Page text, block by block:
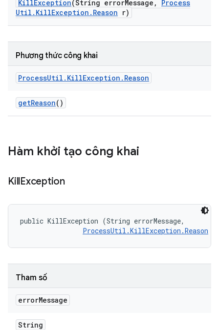
KillException(String errorMessage ,
Process
Util . KillException . Reason r)
Phương thức công khai
ProcessUtil . KillException . Reason
getReason()
Hàm khởi tạo công khai
KillException
public KillException (String errorMessage,
ProcessUtil.KillException.Reason
Tham số
errorMessage
String